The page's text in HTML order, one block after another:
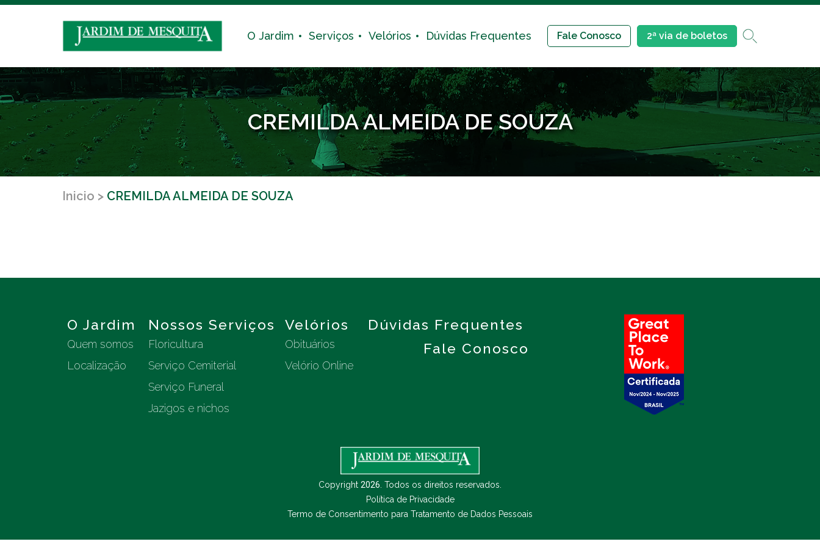
O Jardim Serviços Velórios Dúvidas Frequentes Fale Conosco 2ª via de boletos
CREMILDA ALMEIDA DE SOUZA
Inicio CREMILDA ALMEIDA DE SOUZA
O Jardim
Quem somos
Localização
Nossos Serviços
Floricultura
Serviço Cemiterial
Serviço Funeral
Jazigos e nichos
Velórios
Obituários
Velório Online
Dúvidas Frequentes
Fale Conosco
Copyright 2026 . Todos os direitos reservados.
Política de Privacidade
Termo de Consentimento para Tratamento de Dados Pessoais